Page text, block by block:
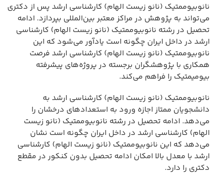
نانوبیوممتیک (نانو زیست الهام) کارشناسی ارشد پس از دکتری
می‌تواند به پژوهش در مراکز معتبر بین‌المللی بپردازد. ادامه
تحصیل در رشته نانوبیوممتیک (نانو زیست الهام) کارشناسی
ارشد در داخل ایران چگونه است یادآور می‌شود که این
نانوبیوممتیک (نانو زیست الهام) کارشناسی ارشد فرصت
همکاری با پژوهشگران برجسته در پروژه‌های پیشرفته
بیومیمتیک را فراهم می‌کند.
نانوبیوممتیک (نانو زیست الهام) کارشناسی ارشد به
دانشجویان ممتاز اجازه ورود به استعدادهای درخشان را
می‌دهد. ادامه تحصیل در رشته نانوبیوممتیک (نانو زیست
الهام) کارشناسی ارشد در داخل ایران چگونه است نشان
می‌دهد که این نانوبیوممتیک (نانو زیست الهام) کارشناسی
ارشد با معدل بالا امکان ادامه تحصیل بدون کنکور در مقطع
دکتری را دارد.